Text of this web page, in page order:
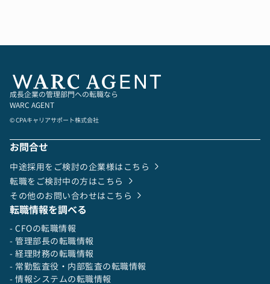
台を築く重要な役割を担っていただきます。
・キャリアの幅が広がる環境
ご本人の志向や適性に応じて、ゆくゆくは経理部
門性を深めるだけでなく、組織運営やチームマネ
ジメントにも関われる環境があります。
・成長フェーズの企業で、変化を楽しみながら働
ける
事業・組織ともに拡大フェーズにある当社では、
仕組みづくりや業務改善の余地が多く、主体的に
提案・実行できる風土があります。経理のポジシ
ョンから、会社づくりに関わるやりがいを感じら
れるポジションです。
び効果検証
■チーム構成
者）1名
•マネジャー 2名
•シニアコンサルタント2名
•コンサルタント1名
少数精鋭で、投資先経営陣や社外専門家と直接協
働しながら、投資後の成長にダイレクトにインパ
クトを与えられる環境です。
■求人のポイント
投資先企業の成長を自社の視点からダイレクトに
成長企業の管理部門への転職なら
WARC AGENT
© CPAキャリアサポート株式会社
お問合せ
中途採用をご検討の企業様はこちら
転職をご検討中の方はこちら
その他のお問い合わせはこちら
転職情報を調べる
- CFOの転職情報
- 管理部長の転職情報
- 経理財務の転職情報
- 常勤監査役・内部監査の転職情報
- 情報システムの転職情報